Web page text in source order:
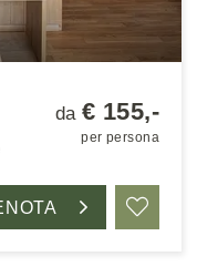
da € 155,-
per persona